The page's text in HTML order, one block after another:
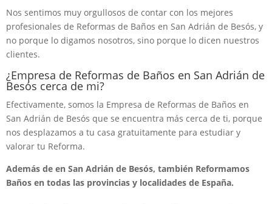
Nos sentimos muy orgullosos de contar con los mejores
profesionales de Reformas de Baños en San Adrián de Besós, y
no porque lo digamos nosotros, sino porque lo dicen nuestros
clientes.
¿Empresa de Reformas de Baños en San Adrián de
Besós cerca de mi?
Efectivamente, somos la Empresa de Reformas de Baños en
San Adrián de Besós que se encuentra más cerca de ti, porque
nos desplazamos a tu casa gratuitamente para estudiar y
valorar tu Reforma.
Además de en San Adrián de Besós, también Reformamos
Baños en todas las provincias y localidades de España.